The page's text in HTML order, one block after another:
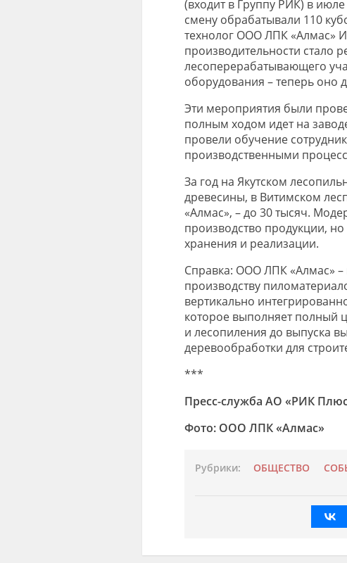
(входит в Группу РИК) в июле
смену обрабатывали 110
технолог ООО ЛПК «Алмас»
производительности стало
лесоперерабатывающего
оборудования – теперь оно
Эти мероприятия были
полным ходом идет на
провели обучение
производственными
За год на Якутском
древесины, в Витимском
«Алмас», – до 30 тысяч.
производство продукции, но
хранения и реализации.
Справка: ООО ЛПК «Алмас»
производству
вертикально
которое выполняет полный
и лесопиления до выпуска
деревообработки для
***
Пресс-служба АО «РИК
Фото: ООО ЛПК «Алмас»
Рубрики: ОБЩЕСТВО